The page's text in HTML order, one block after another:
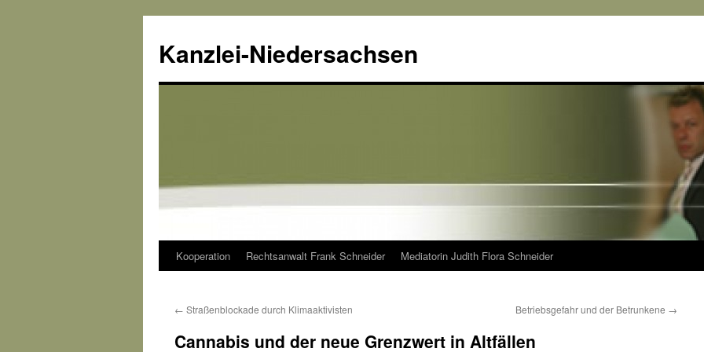
Kanzlei-Niedersachsen
Zum
springen
Kooperation Rechtsanwalt Frank Schneider Mediatorin Judith Flora Schneider
← Straßenblockade durch Klimaaktivisten Betriebsgefahr und der Betrunkene →
Cannabis und der neue Grenzwert in Altfällen